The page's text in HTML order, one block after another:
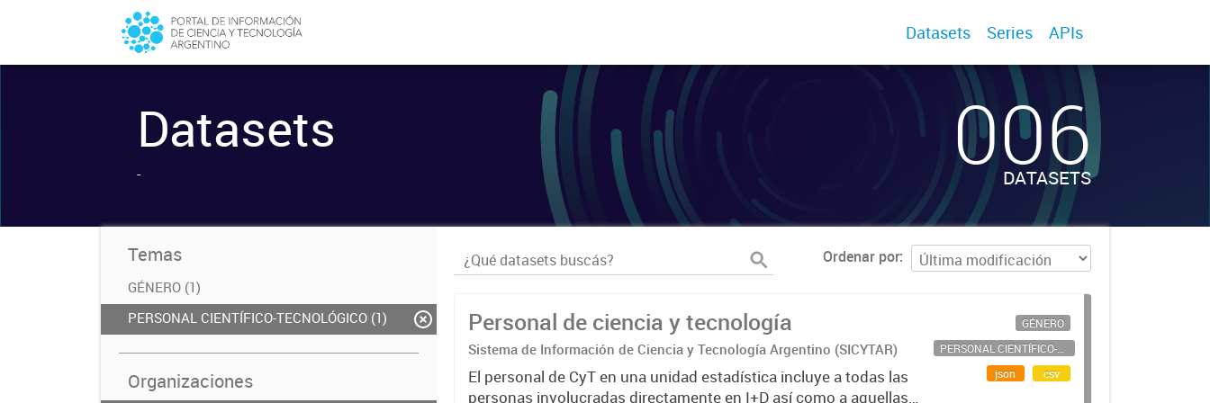
Datasets Series APIs
Datasets
- 006
DATASETS
Temas
GÉNERO (1)
PERSONAL CIENTÍFICO-TECNOLÓGICO (1)
Organizaciones
Ordenar por
Personal de ciencia y tecnología
Sistema de Información de Ciencia y Tecnología Argentino (SICYTAR)
El personal de CyT en una unidad estadística incluye a todas las
personas involucradas directamente en I+D así como a aquellas
GÉNERO
PERSONAL CIENTÍFICO-TECNOLÓGICO
json
csv